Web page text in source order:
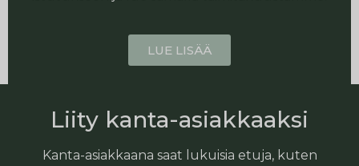
LUE LISÄÄ
Liity kanta-asiakkaaksi
Kanta-asiakkaana saat lukuisia etuja, kuten